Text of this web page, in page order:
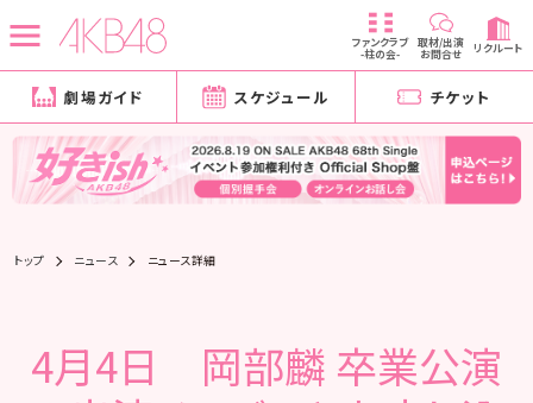
ファンクラブ
-柱の会-
取材/出演
お問合せ リクルート
劇場ガイド スケジュール チケット
トップ ニュース ニュース詳細
4月4日 岡部麟 卒業公演